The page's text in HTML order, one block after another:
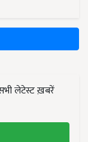
लेटेस्ट ख़बरें